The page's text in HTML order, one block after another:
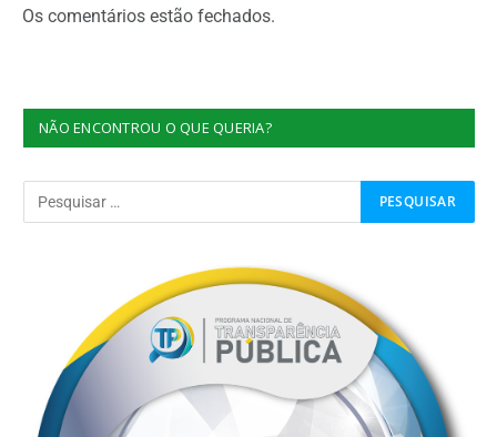
Os comentários estão fechados.
NÃO ENCONTROU O QUE QUERIA?